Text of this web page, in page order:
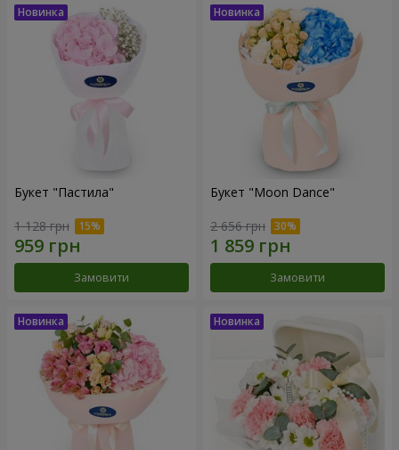
Букет "Пастила"
1 128 грн
Замовити
Букет "Moon Dance"
2 656 грн
Замовити